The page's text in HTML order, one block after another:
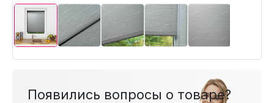
Появились вопросы о товаре?